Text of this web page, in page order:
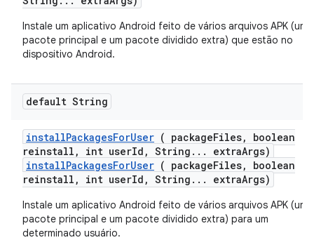
Instale um aplicativo Android feito de vários arquivos APK (um
pacote principal e um pacote dividido extra) que estão no
dispositivo Android.
default String
installPackagesForUser ( packageFiles,
boolean
reinstall , int userId , String . . . extraArgs)
installPackagesForUser ( packageFiles, boolean
reinstall, int userId, String... extraArgs)
Instale um aplicativo Android feito de vários arquivos APK (um
pacote principal e um pacote dividido extra) para um
determinado usuário.